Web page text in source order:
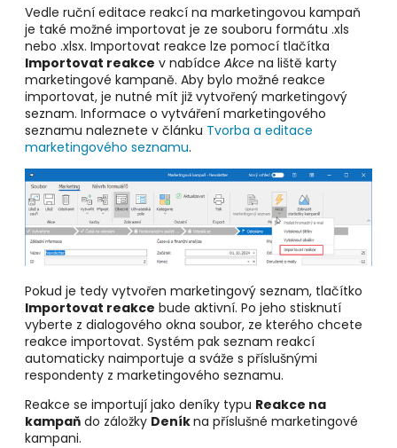
Vedle ruční editace reakcí na marketingovou kampaň
je také možné importovat je ze souboru formátu .xls
nebo .xlsx. Importovat reakce lze pomocí tlačítka
Importovat reakce v nabídce Akce na liště karty
marketingové kampaně. Aby bylo možné reakce
importovat, je nutné mít již vytvořený marketingový
seznam. Informace o vytváření marketingového
seznamu naleznete v článku Tvorba a editace
marketingového seznamu.
Pokud je tedy vytvořen marketingový seznam, tlačítko
Importovat reakce bude aktivní. Po jeho stisknutí
vyberte z dialogového okna soubor, ze kterého chcete
reakce importovat. Systém pak seznam reakcí
automaticky naimportuje a sváže s příslušnými
respondenty z marketingového seznamu.
Reakce se importují jako deníky typu Reakce na
kampaň do záložky Deníkna příslušné marketingové
kampani.